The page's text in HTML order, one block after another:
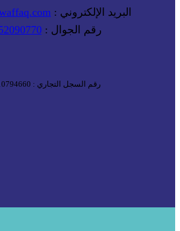
البريد الإلكتروني :
رقم الجوال :
رقم السجل التجاري : 1010794660